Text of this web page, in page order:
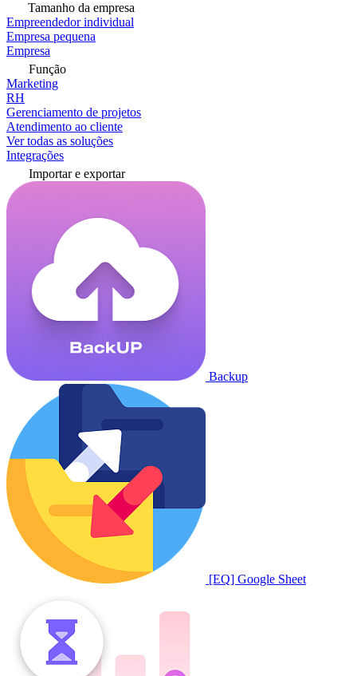
Tamanho da empresa
Empreendedor individual
Empresa pequena
Empresa
Função
Marketing
RH
Gerenciamento de projetos
Atendimento ao cliente
Ver todas as soluções
Integrações
Importar e exportar
Backup
[EQ] Google Sheet